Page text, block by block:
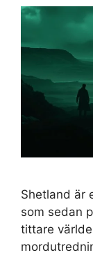
Shetland är
som sedan
tittare